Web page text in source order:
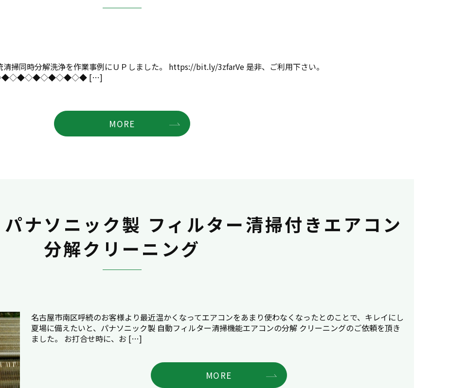
掃同時分解洗浄を作業事例にＵＰしました。 https://bit.ly/3zfarVe 是非、ご利用下さい。
[…]
MORE
ナソニック製 フィルター清掃付きエアコン
分解クリーニング
名古屋市南区呼続のお客様より最近温かくなってエアコンをあまり使わなくなったとのことで、キレイにし
夏場に備えたいと、パナソニック製 自動フィルター清掃機能エアコンの分解 クリーニングのご依頼を頂き
ました。 お打合せ時に、お […]
MORE